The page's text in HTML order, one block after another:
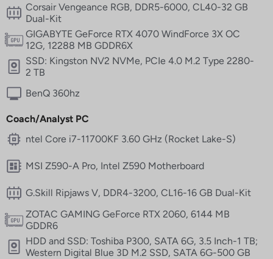
Catering
Flat rate for coffee, water, soft drinks, and energy drinks
Entertainment options in and around Frankfurt
Personal Fitness Training
Got other wishes? Shoot us a message!
Corsair Vengeance RGB, DDR5-6000, CL40-32 GB
Dual-Kit
GIGABYTE GeForce RTX 4070 WindForce 3X OC
12G, 12288 MB GDDR6X
SSD: Kingston NV2 NVMe, PCIe 4.0 M.2 Type 2280-
2 TB
BenQ 360hz
Coach/Analyst PC
ntel Core i7-11700KF 3.60 GHz (Rocket Lake-S)
MSI Z590-A Pro, Intel Z590 Motherboard
G.Skill Ripjaws V, DDR4-3200, CL16-16 GB Dual-Kit
ZOTAC GAMING GeForce RTX 2060, 6144 MB
GDDR6
HDD and SSD: Toshiba P300, SATA 6G, 3.5 Inch-1 TB;
Western Digital Blue 3D M.2 SSD, SATA 6G-500 GB